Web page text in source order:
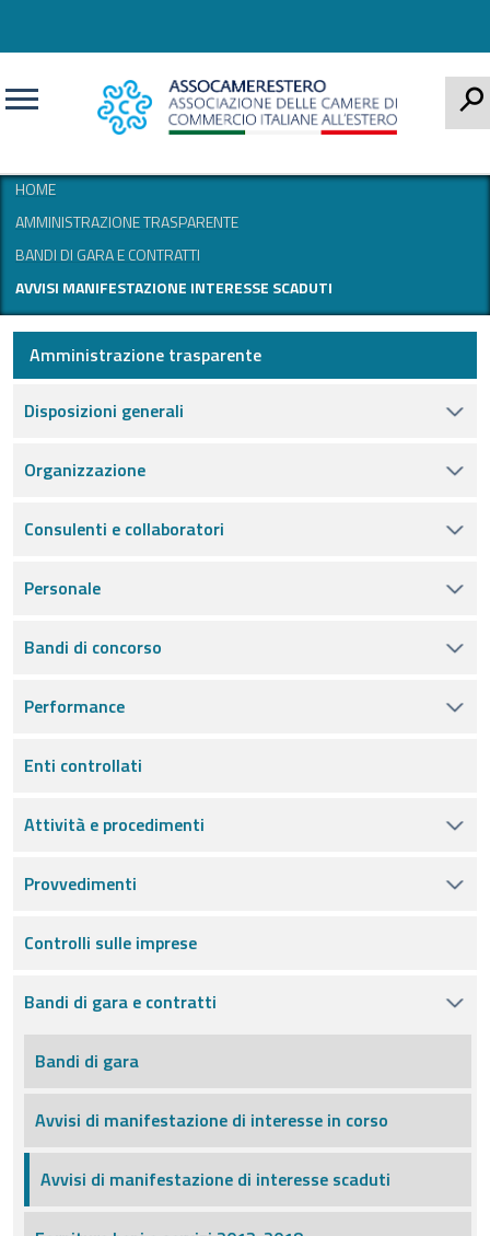
HOME
AMMINISTRAZIONE TRASPARENTE
BANDI DI GARA E CONTRATTI
AVVISI MANIFESTAZIONE INTERESSE SCADUTI
Amministrazione trasparente
Disposizioni generali
Organizzazione
Consulenti e collaboratori
Personale
Bandi di concorso
Performance
Enti controllati
Attività e procedimenti
Provvedimenti
Controlli sulle imprese
Bandi di gara e contratti
Bandi di gara
Avvisi di manifestazione di interesse in corso
Avvisi di manifestazione di interesse scaduti